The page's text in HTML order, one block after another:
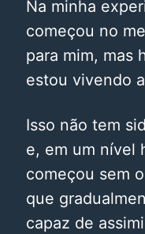
Na minha
começou no
para mim, mas
estou vivendo
Isso não tem
e, em um nível
começou sem
que
capaz de